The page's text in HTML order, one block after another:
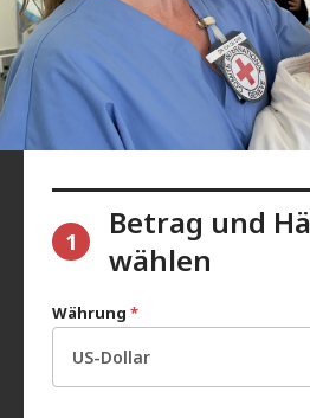
1
Betrag und
wählen
Währung *